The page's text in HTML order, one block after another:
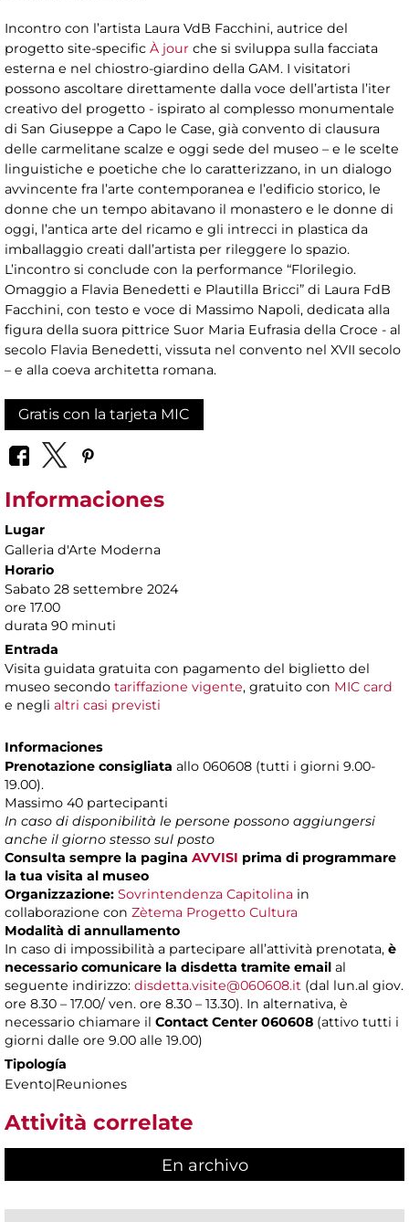
Incontro con l’artista Laura VdB Facchini, autrice del
progetto site-specific À jour che si sviluppa sulla facciata
esterna e nel chiostro-giardino della GAM. I visitatori
possono ascoltare direttamente dalla voce dell’artista l’iter
creativo del progetto - ispirato al complesso monumentale
di San Giuseppe a Capo le Case, già convento di clausura
delle carmelitane scalze e oggi sede del museo – e le scelte
linguistiche e poetiche che lo caratterizzano, in un dialogo
avvincente fra l’arte contemporanea e l’edificio storico, le
donne che un tempo abitavano il monastero e le donne di
oggi, l’antica arte del ricamo e gli intrecci in plastica da
imballaggio creati dall’artista per rileggere lo spazio.
L’incontro si conclude con la performance “Florilegio.
Omaggio a Flavia Benedetti e Plautilla Bricci” di Laura FdB
Facchini, con testo e voce di Massimo Napoli, dedicata alla
figura della suora pittrice Suor Maria Eufrasia della Croce - al
secolo Flavia Benedetti, vissuta nel convento nel XVII secolo
– e alla coeva architetta romana.
Gratis con la tarjeta MIC
Informaciones
Lugar
Galleria d'Arte Moderna
Horario
Sabato 28 settembre 2024
ore 17.00
durata 90 minuti
Entrada
Visita guidata gratuita con pagamento del biglietto del
museo secondo tariffazione vigente, gratuito con MIC card
e negli altri casi previsti
Informaciones
Prenotazione consigliata allo 060608 (tutti i giorni 9.00-
19.00).
Massimo 40 partecipanti
In caso di disponibilità le persone possono aggiungersi
anche il giorno stesso sul posto
Consulta sempre la pagina AVVISI prima di programmare
la tua visita al museo
Organizzazione: Sovrintendenza Capitolina in
collaborazione con Zètema Progetto Cultura
Modalità di annullamento
In caso di impossibilità a partecipare all’attività prenotata, è
necessario comunicare la disdetta tramite email al
seguente indirizzo: disdetta.visite@060608.it (dal lun.al giov.
ore 8.30 – 17.00/ ven. ore 8.30 – 13.30). In alternativa, è
necessario chiamare il Contact Center 060608 (attivo tutti i
giorni dalle ore 9.00 alle 19.00)
Tipología
Evento|Reuniones
Attività correlate
En archivo